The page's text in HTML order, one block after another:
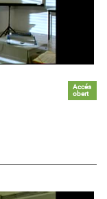
Accés
obert